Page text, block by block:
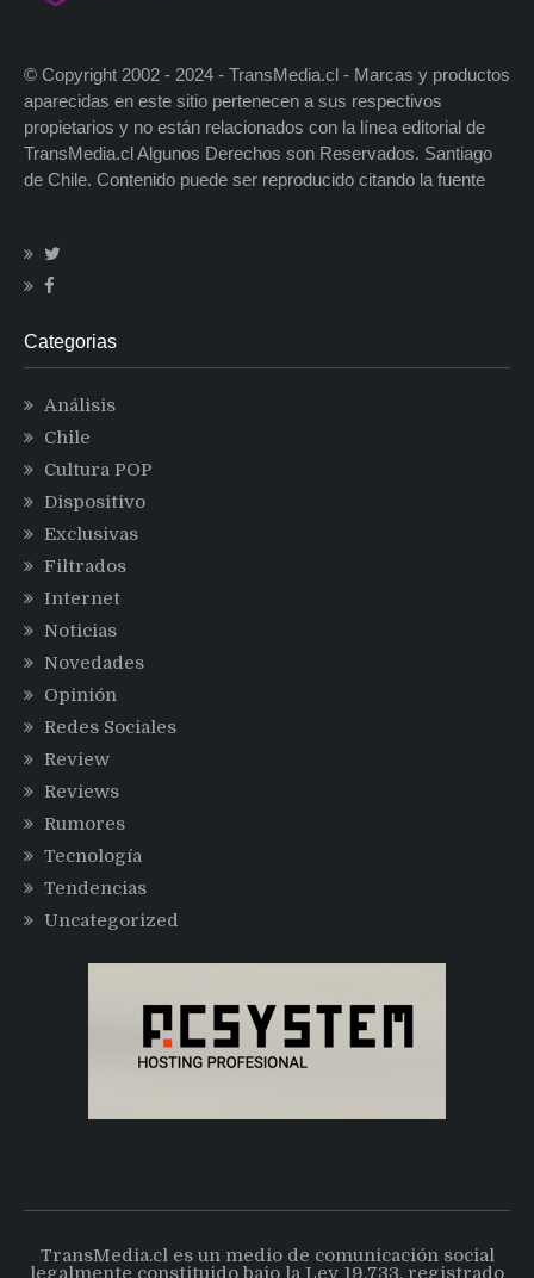
© Copyright 2002 - 2024 - TransMedia.cl - Marcas y productos
aparecidas en este sitio pertenecen a sus respectivos
propietarios y no están relacionados con la línea editorial de
TransMedia.cl Algunos Derechos son Reservados. Santiago
de Chile. Contenido puede ser reproducido citando la fuente
Categorias
Análisis
Chile
Cultura POP
Dispositivo
Exclusivas
Filtrados
Internet
Noticias
Novedades
Opinión
Redes Sociales
Review
Reviews
Rumores
Tecnología
Tendencias
Uncategorized
TransMedia.cl es un medio de comunicación social
legalmente constituido bajo la Ley 19.733, registrado